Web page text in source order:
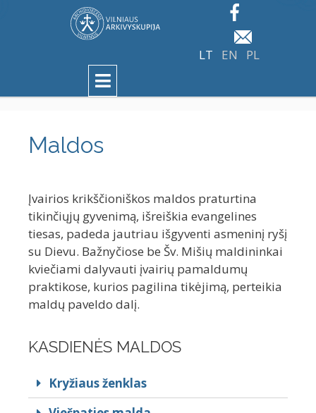
LT EN PL
Maldos
Įvairios krikščioniškos maldos praturtina
tikinčiųjų gyvenimą, išreiškia evangelines
tiesas, padeda jautriau išgyventi asmeninį ryšį
su Dievu. Bažnyčiose be Šv. Mišių maldininkai
kviečiami dalyvauti įvairių pamaldumų
praktikose, kurios pagilina tikėjimą, perteikia
maldų paveldo dalį.
KASDIENĖS MALDOS
Kryžiaus ženklas